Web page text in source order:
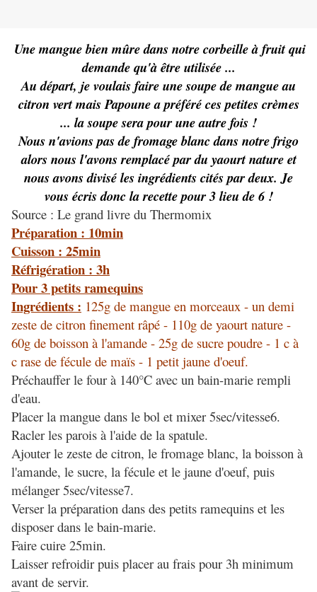
Une mangue bien mûre dans notre corbeille à fruit qui
demande qu'à être utilisée ...
Au départ, je voulais faire une soupe de mangue au
citron vert mais Papoune a préféré ces petites crèmes
... la soupe sera pour une autre fois !
Nous n'avions pas de fromage blanc dans notre frigo
alors nous l'avons remplacé par du yaourt nature et
nous avons divisé les ingrédients cités par deux. Je
vous écris donc la recette pour 3 lieu de 6 !
Source : Le grand livre du Thermomix
Préparation : 10min
Cuisson : 25min
Réfrigération : 3h
Pour 3 petits ramequins
Ingrédients : 125g de mangue en morceaux - un demi
zeste de citron finement râpé - 110g de yaourt nature -
60g de boisson à l'amande - 25g de sucre poudre - 1 c à
c rase de fécule de maïs - 1 petit jaune d'oeuf.
Préchauffer le four à 140°C avec un bain-marie rempli
d'eau.
Placer la mangue dans le bol et mixer 5sec/vitesse6.
Racler les parois à l'aide de la spatule.
Ajouter le zeste de citron, le fromage blanc, la boisson à
l'amande, le sucre, la fécule et le jaune d'oeuf, puis
mélanger 5sec/vitesse7.
Verser la préparation dans des petits ramequins et les
disposer dans le bain-marie.
Faire cuire 25min.
Laisser refroidir puis placer au frais pour 3h minimum
avant de servir.